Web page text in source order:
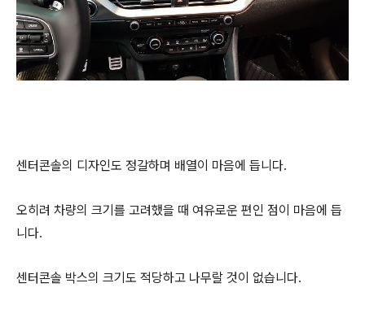
센터콘솔의 디자인도 정갈하며 배열이 마음에 듭니다.
오히려 차량의 크기를 고려했을 때 여유로운 편인 점이 마음에 듭
니다.
센터콘솔 박스의 크기도 적당하고 나무랄 것이 없습니다.